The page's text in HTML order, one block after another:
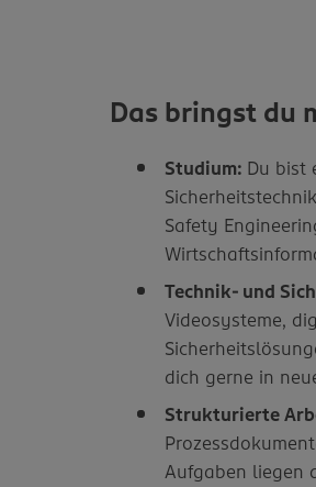
Das bringst du
Studium: Du bist
Safety
Technik- und
Videosysteme,
dich gerne in
Strukturierte
Aufgaben liegen